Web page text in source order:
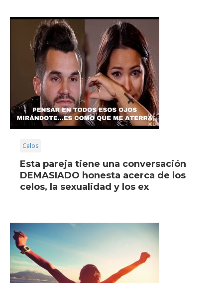
Celos
Esta pareja tiene una conversación
DEMASIADO honesta acerca de los
celos, la sexualidad y los ex